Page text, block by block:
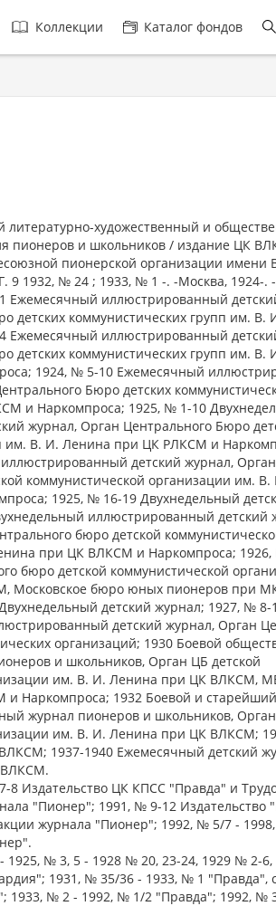
Главная
навигация
Коллекции Каталог фондов
художественный и
пионеров и школьников / издание ЦК
пионерской организации имени
9 1932, № 24 ; 1933, № 1 -. -Москва, 1924-. -
Ежемесячный иллюстрированный
детских коммунистических групп им. В.
иллюстрированный
детских коммунистических групп им. В.
1924, № 5-10 Ежемесячный
Бюро детских
и Наркомпроса; 1925, № 1-10
журнал, Орган Центрального Бюро
им. В. И. Ленина при ЦК РЛКСМ и
детский журнал, Орган
коммунистической организации им.
1925, № 16-19 Двухнедельный
иллюстрированный детский
бюро детской
при ЦК ВЛКСМ и Наркомпроса; 1926,
бюро детской коммунистической
Московское бюро юных пионеров при
детский журнал; 1927, № 8-
детский журнал, Орган
организаций; 1930 Боевой
и школьников, Орган ЦБ детской
им. В. И. Ленина при ЦК ВЛКСМ,
Наркомпроса; 1932 Боевой и старейший
журнал пионеров и школьников,
им. В. И. Ленина при ЦК ВЛКСМ;
1937-1940 Ежемесячный детский
ВЛКСМ.
8 Издательство ЦК КПСС "Правда" и
"Пионер"; 1991, № 9-12 Издательство
журнала "Пионер"; 1992, № 5/7 -
1925, № 3, 5 - 1928 № 20, 23-24, 1929 № 2-
1931, № 35/36 - 1933, № 1 "Правда",
1933, № 2 - 1992, № 1/2 "Правда"; 1992, №